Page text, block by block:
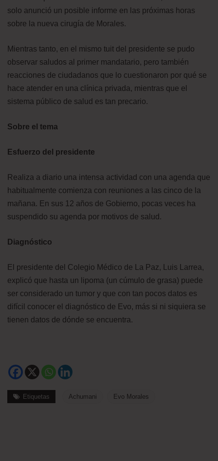
solo anunció un posible informe en las próximas horas
sobre la nueva cirugía de Morales.
Mientras tanto, en el mismo tuit del presidente se pudo
observar saludos al primer mandatario, pero también
reacciones de ciudadanos que lo cuestionaron por qué se
hace atender en una clínica privada, mientras que el
sistema público de salud es tan precario.
Sobre el tema
Esfuerzo del presidente
Realiza a diario una intensa actividad con una agenda que
habitualmente comienza con reuniones a las cinco de la
mañana. En sus 12 años de Gobierno, pocas veces ha
suspendido su agenda por motivos de salud.
Diagnóstico
El presidente del Colegio Médico de La Paz, Luis Larrea,
explicó que hasta un lipoma (un cúmulo de grasa) puede
ser considerado un tumor y que con tan pocos datos es
difícil conocer el diagnóstico de Evo, más si ni siquiera se
tienen datos de dónde se encuentra.
Etiquetas Achumani Evo Morales